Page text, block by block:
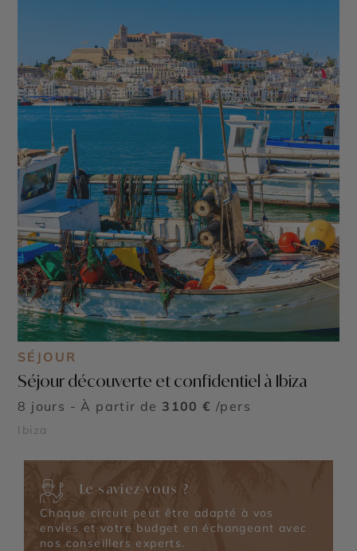
SÉJOUR
Séjour découverte et confidentiel à Ibiza
8 jours - À partir de 3100 € /pers
Ibiza
Le saviez-vous ?
Chaque circuit peut être adapté à vos
envies et votre budget en échangeant avec
nos conseillers experts.